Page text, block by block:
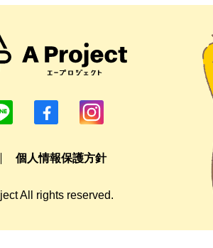
個人情報保護方針
All rights reserved.